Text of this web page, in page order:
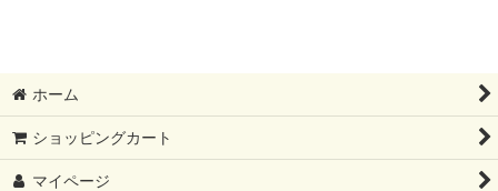
ホーム
ショッピングカート
マイページ